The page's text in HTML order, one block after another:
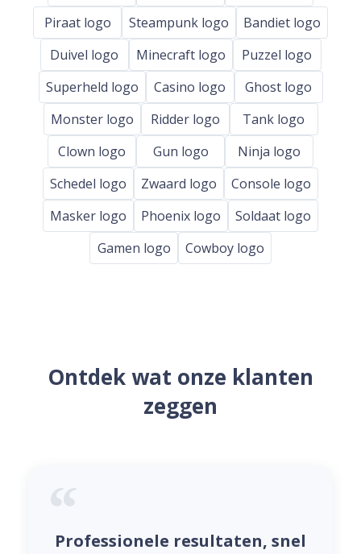
Piraat logo
Steampunk logo
Bandiet logo
Duivel logo
Minecraft logo
Puzzel logo
Superheld logo
Casino logo
Ghost logo
Monster logo
Ridder logo
Tank logo
Clown logo
Gun logo
Ninja logo
Schedel logo
Zwaard logo
Console logo
Masker logo
Phoenix logo
Soldaat logo
Gamen logo
Cowboy logo
Ontdek wat onze klanten
zeggen
Professionele resultaten, snel